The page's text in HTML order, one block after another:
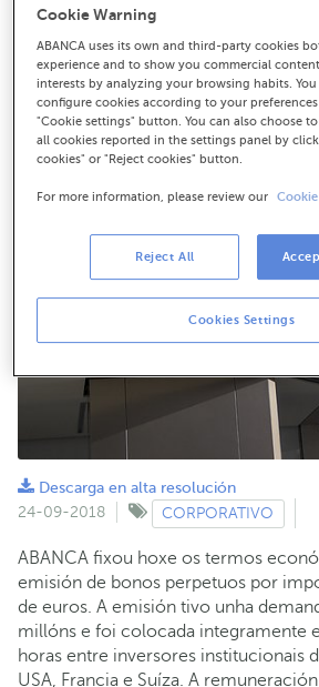
solventes do mercado español,
e avanza no cumprimento dos
Descarga en alta resolución
24-09-2018
CORPORATIVO
ABANCA fixou hoxe os termos
emisión de bonos perpetuos por
de euros. A emisión tivo unha
millóns e foi colocada integramente
horas entre inversores institucionais
USA, Francia e Suíza. A
Cookie Warning
ABANCA uses its own and third-party cookies
experience and to show you commercial
interests by analyzing your browsing habits.
configure cookies according to your
"Cookie settings" button. You can also choose
all cookies reported in the settings panel by
cookies" or "Reject cookies" button.
For more information, please review our
Cookies Settings
Reject All